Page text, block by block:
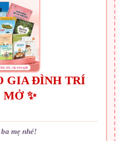
GIA ĐÌNH TRÍ
✨
mẹ nhé!